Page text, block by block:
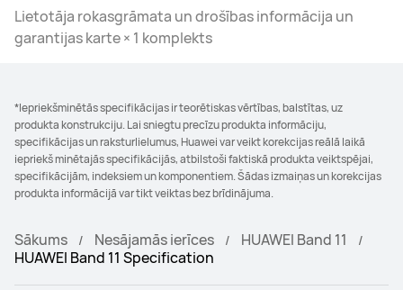
Lietotāja rokasgrāmata un drošības informācija un
garantijas karte × 1 komplekts
*Iepriekšminētās specifikācijas ir teorētiskas vērtības, balstītas, uz
produkta konstrukciju. Lai sniegtu precīzu produkta informāciju,
specifikācijas un raksturlielumus, Huawei var veikt korekcijas reālā laikā
iepriekš minētajās specifikācijās, atbilstoši faktiskā produkta veiktspējai,
specifikācijām, indeksiem un komponentiem. Šādas izmaiņas un korekcijas
produkta informācijā var tikt veiktas bez brīdinājuma.
Sākums Nesājamās ierīces
HUAWEI Band 11
HUAWEI Band 11 Specification